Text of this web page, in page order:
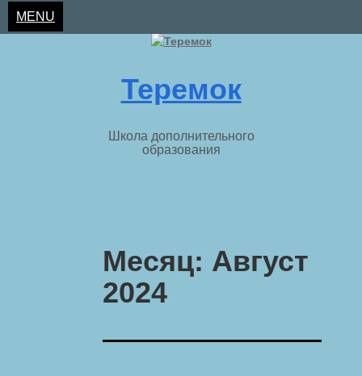
MENU
Теремок
Школа дополнительного
образования
content
Месяц: Август
2024